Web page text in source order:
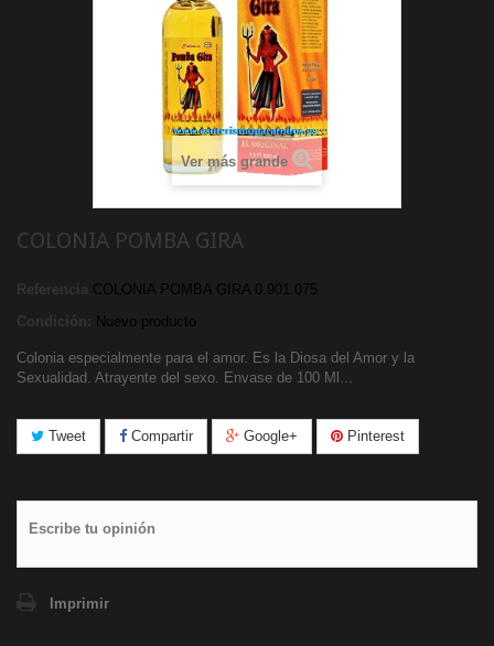
Ver más grande
COLONIA POMBA GIRA
Referencia COLONIA POMBA GIRA 0.901.075
Condición: Nuevo producto
Colonia especialmente para el amor. Es la Diosa del Amor y la
Sexualidad. Atrayente del sexo. Envase de 100 Ml...
Tweet Compartir Google+ Pinterest
Escribe tu opinión
Imprimir